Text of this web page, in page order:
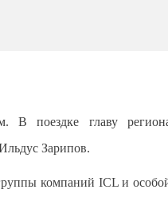
В поездке главу
Зарипов.
компаний ICL и